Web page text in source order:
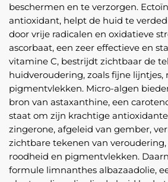
beschermen en te verzorgen.
antioxidant, helpt de huid te
door vrije radicalen en oxidatieve
ascorbaat, een zeer effectieve en
vitamine C, bestrijdt zichtbaar de
huidveroudering, zoals fijne lijntjes,
pigmentvlekken. Micro-algen
bron van astaxanthine, een
staat om zijn krachtige
zingerone, afgeleid van gember,
zichtbare tekenen van
roodheid en pigmentvlekken.
formule limnanthes albazaadolie,